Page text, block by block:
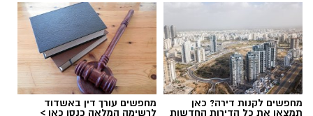
ואירועי תוכן.
חשיבה עצמאית ורב־תחומית.
יחסי אנוש מצוינים, יוזמה ויצירתיות.
במוזיאון מציינים כי הם מחפשים מועמד או מועמדת
בעלי "ראש מלא ברעיונות", שיצטרפו להובלת
תגים:משרד הבריאות, חומרים מסוכנים, מרכז
ההחלקות
מחפשים לקנות דירה? כאן
תמצאו את כל הדירות החדשות
מחפשים עורך דין באשדוד
לרשימה המלאה כנסו כאן >